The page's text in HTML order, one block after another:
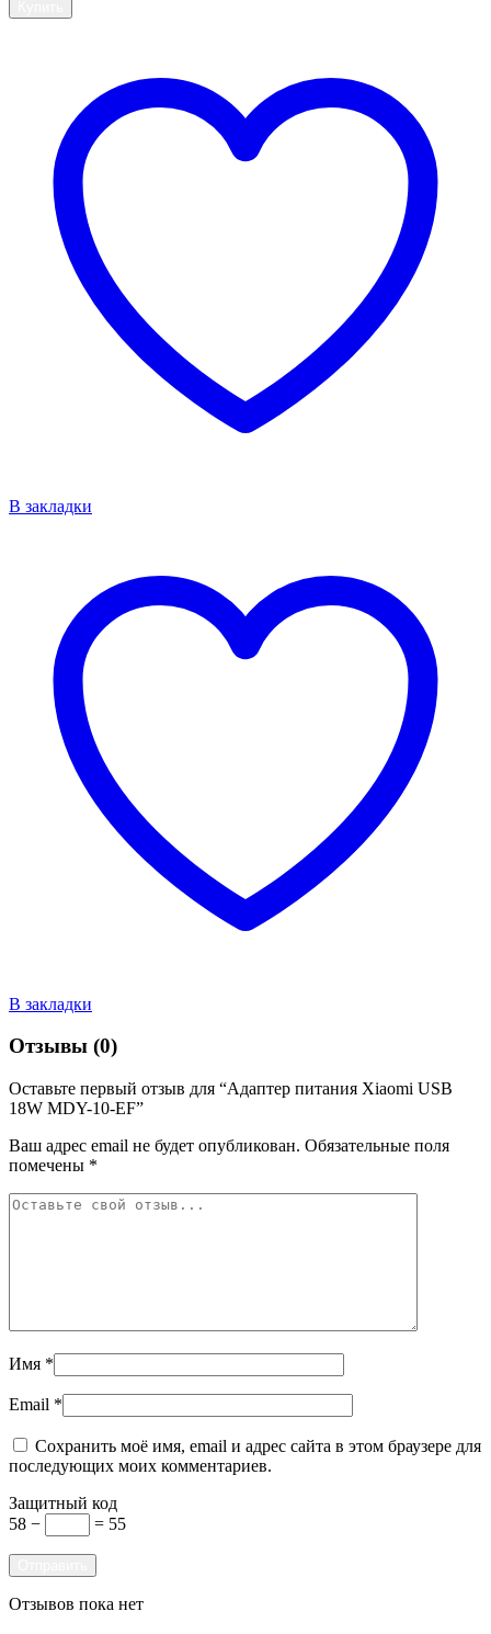
В закладки
В закладки
Отзывы (0)
Оставьте первый отзыв для “Адаптер питания Xiaomi USB
18W MDY-10-EF”
Ваш адрес email не будет опубликован. Обязательные поля
помечены *
Имя *
Email *
Сохранить моё имя, email и адрес сайта в этом браузере для
последующих моих комментариев.
Защитный код
58 −
= 55
Отзывов пока нет